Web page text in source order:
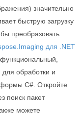
значительно
быструю загрузку
преобразовать
для .NET
обработки и
C#. Откройте
поиск пакет
можете